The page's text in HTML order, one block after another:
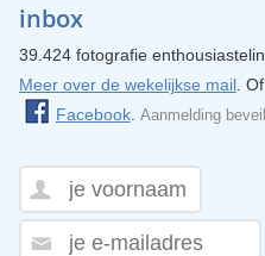
inbox
39.424 fotografie
Meer over de wekelijkse mail.
Facebook. Aanmelding